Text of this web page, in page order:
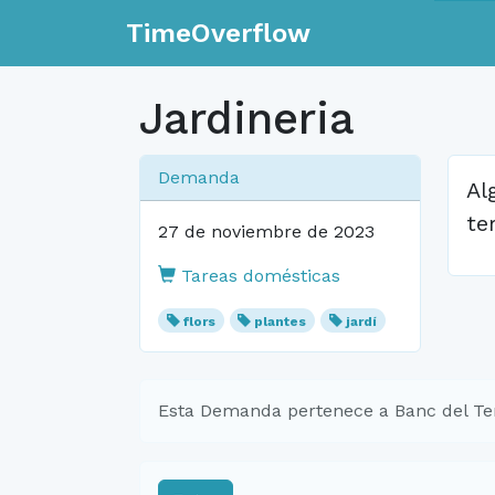
TimeOverflow
Jardineria
Demanda
27 de noviembre de 2023
Tareas domésticas
flors plantes jardí
Esta Demanda pertenece a Banc del